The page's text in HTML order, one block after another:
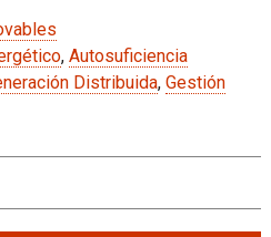
, Autosuficiencia
Distribuida, Gestión